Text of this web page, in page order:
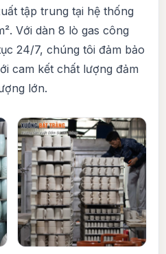
tập trung tại hệ thống
Với dàn 8 lò gas công
24/7, chúng tôi đảm bảo
cam kết chất lượng đảm
lớn.